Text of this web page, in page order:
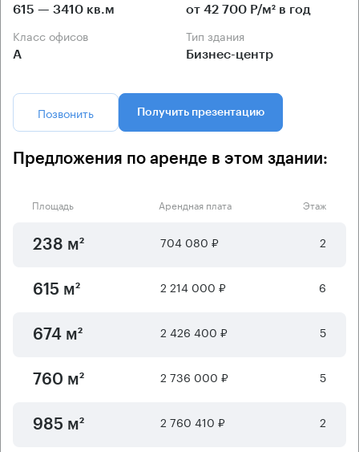
615 — 3410 кв.м от 42 700 Р/м² в год
Класс офисов
А
Тип здания
Бизнес-центр
Позвонить Получить презентацию
Предложения по аренде в этом здании:
Площадь Арендная плата Этаж
238 м² 704 080 ₽ 2
615 м² 2 214 000 ₽ 6
674 м² 2 426 400 ₽ 5
760 м² 2 736 000 ₽ 5
985 м² 2 760 410 ₽ 2